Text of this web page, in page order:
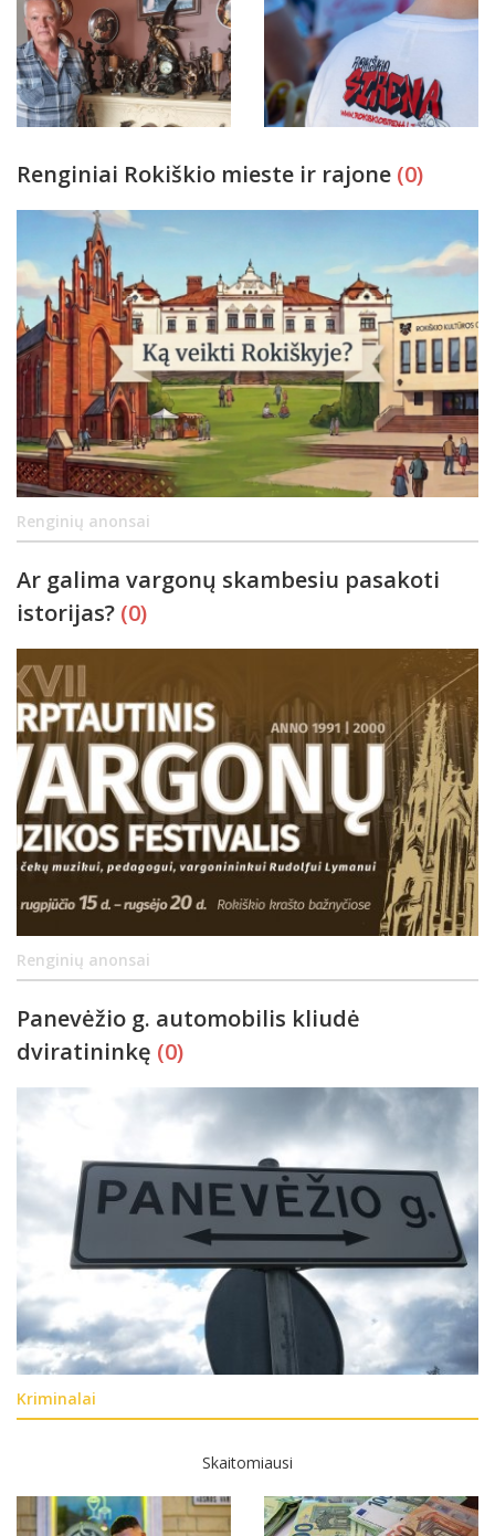
Renginiai Rokiškio mieste ir rajone (0)
Renginių anonsai
Ar galima vargonų skambesiu pasakoti
istorijas? (0)
Renginių anonsai
Panevėžio g. automobilis kliudė
dviratininkę (0)
Kriminalai
Skaitomiausi